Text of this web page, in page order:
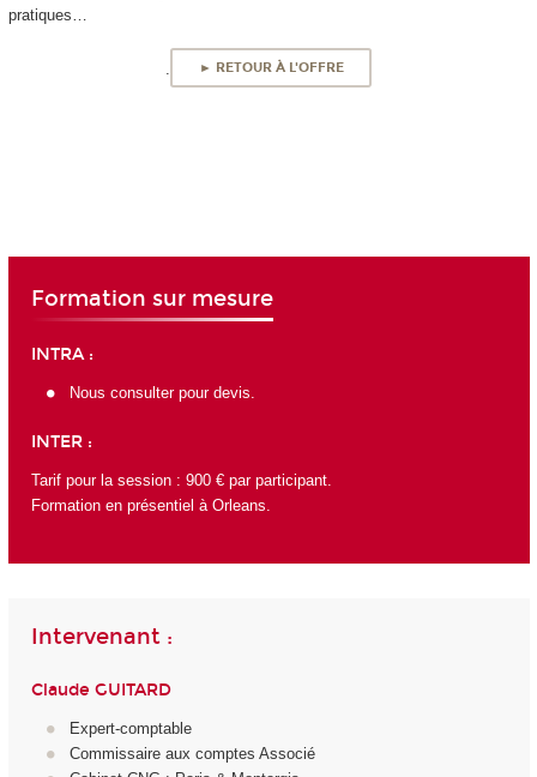
pratiques…
► RETOUR À L'OFFRE
Formation sur mesure
INTRA :
Nous consulter pour devis.
INTER :
Tarif pour la session : 900 € par participant.
Formation en présentiel à Orleans.
Intervenant :
Claude GUITARD
Expert-comptable​
Commissaire aux comptes​ Associé​